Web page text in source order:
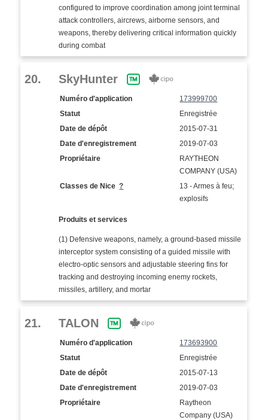
configured to improve coordination among joint terminal
attack controllers, aircrews, airborne sensors, and
weapons, thereby delivering critical information quickly
during combat
20. SkyHunter
Numéro d'application
173999700
Statut
Enregistrée
Date de dépôt
2015-07-31
Date d'enregistrement
2019-07-03
Propriétaire
RAYTHEON
COMPANY (USA)
Classes de Nice?
13 - Armes à feu;
explosifs
Produits et services
(1) Defensive weapons, namely, a ground-based missile
interceptor system consisting of a guided missile with
electro-optic sensors and adjustable steering fins for
tracking and destroying incoming enemy rockets,
missiles, artillery, and mortar
21. TALON
Numéro d'application
173693900
Statut
Enregistrée
Date de dépôt
2015-07-13
Date d'enregistrement
2019-07-03
Propriétaire
Raytheon
Company (USA)